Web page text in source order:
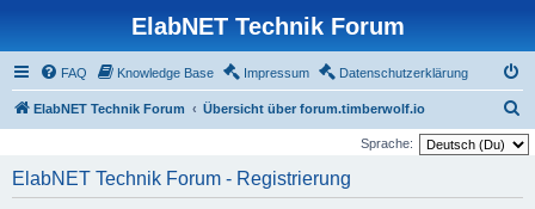
ElabNET Technik Forum
FAQ Knowledge Base Impressum Datenschutzerklärung
ElabNET Technik Forum Übersicht über forum.timberwolf.io
u
Sprache:
ElabNET Technik Forum - Registrierung